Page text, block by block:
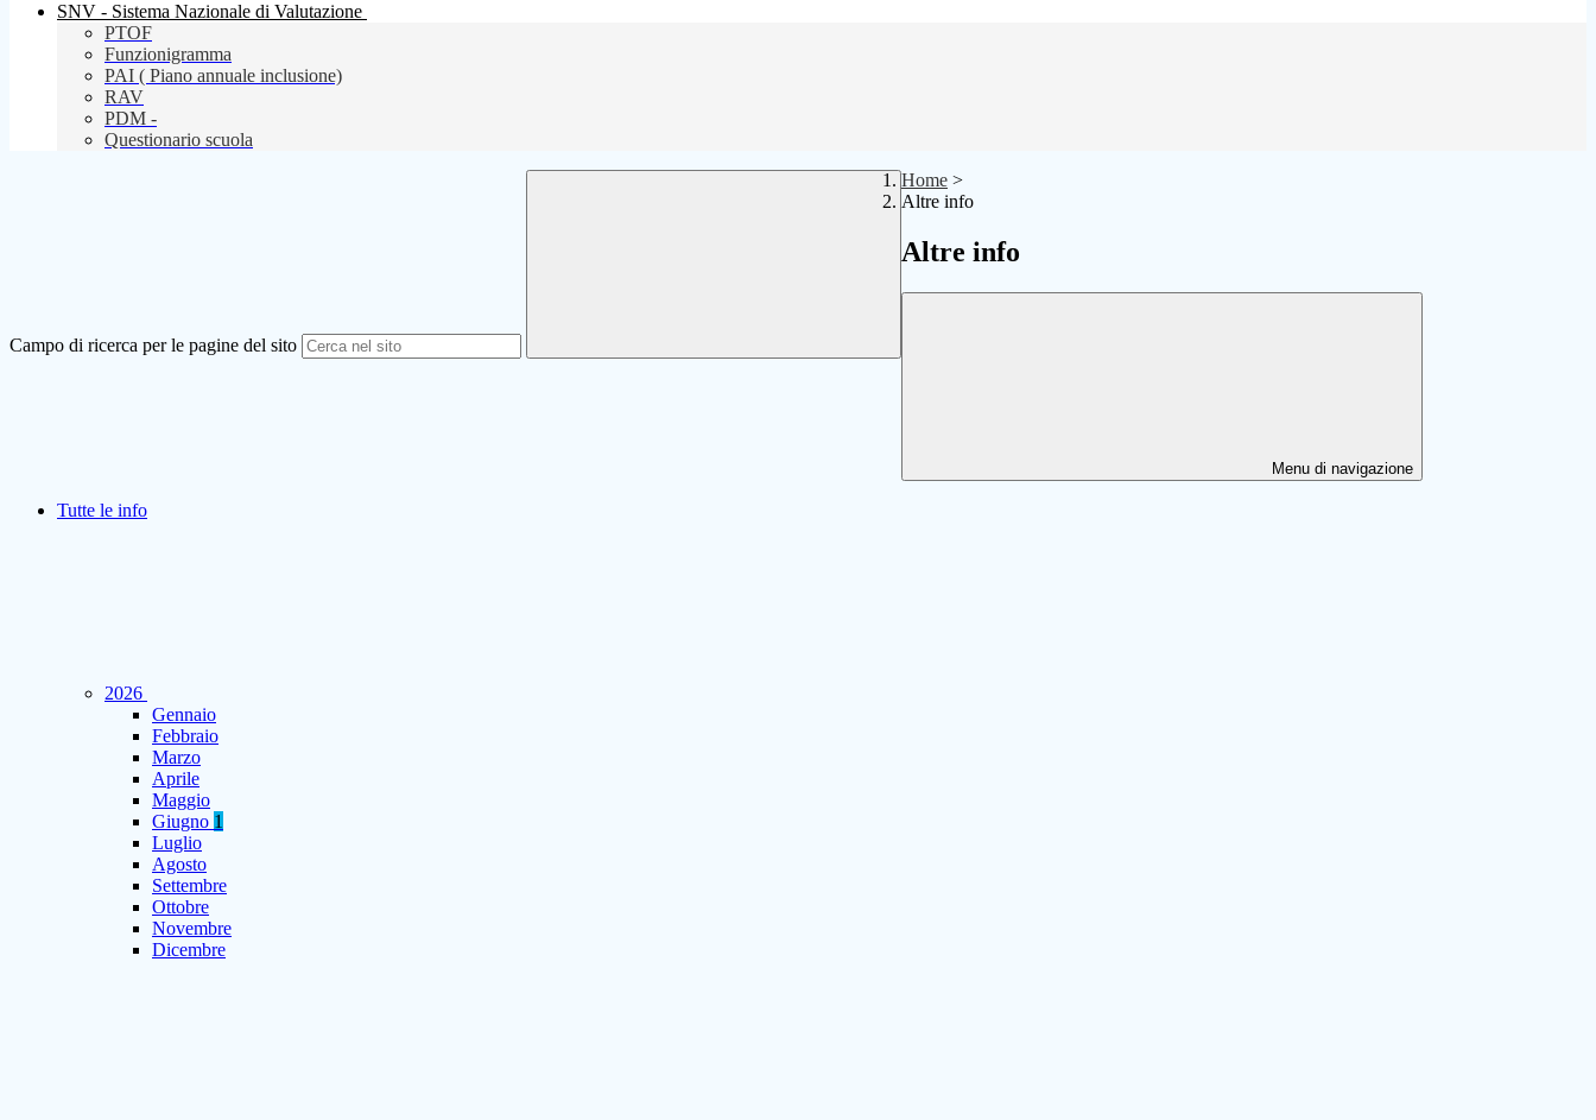
SNV - Sistema Nazionale di Valutazione
PTOF
Funzionigramma
PAI ( Piano annuale inclusione)
RAV
PDM -
Questionario scuola
Campo di ricerca per le pagine del sito
Home >
Altre info
Altre info
Menu di navigazione
Tutte le info
2026
Gennaio
Febbraio
Marzo
Aprile
Maggio
Giugno 1
Luglio
Agosto
Settembre
Ottobre
Novembre
Dicembre